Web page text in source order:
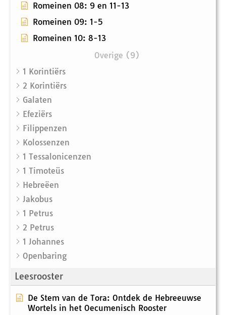
Romeinen 08: 9 en 11-13
Romeinen 09: 1-5
Romeinen 10: 8-13
Overige (9)
1 Korintiërs
2 Korintiërs
Galaten
Efeziërs
Filippenzen
Kolossenzen
1 Tessalonicenzen
1 Timoteüs
Hebreëen
Jakobus
1 Petrus
2 Petrus
1 Johannes
Openbaring
Leesrooster
De Stem van de Tora: Ontdek de Hebreeuwse
Wortels in het Oecumenisch Rooster